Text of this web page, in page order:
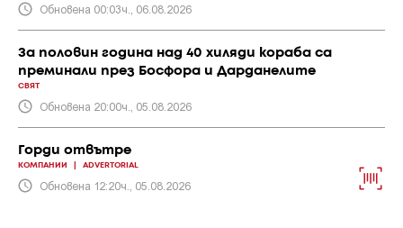
Обновена 00:03ч., 06.08.2026
За половин година над 40 хиляди кораба са
преминали през Босфора и Дарданелите
СВЯТ
Обновена 20:00ч., 05.08.2026
Горди отвътре
КОМПАНИИ ADVERTORIAL
Обновена 12:20ч., 05.08.2026